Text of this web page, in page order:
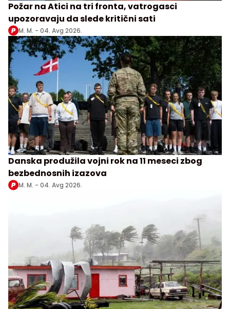
Požar na Atici na tri fronta, vatrogasci
upozoravaju da slede kritični sati
M. M. - 04. Avg 2026.
Danska produžila vojni rok na 11 meseci zbog
bezbednosnih izazova
M. M. - 04. Avg 2026.